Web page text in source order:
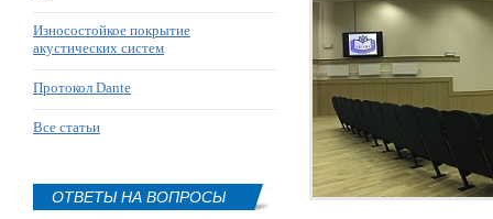
Износостойкое покрытие
акустических систем
Протокол Dante
Все статьи
ОТВЕТЫ НА ВОПРОСЫ